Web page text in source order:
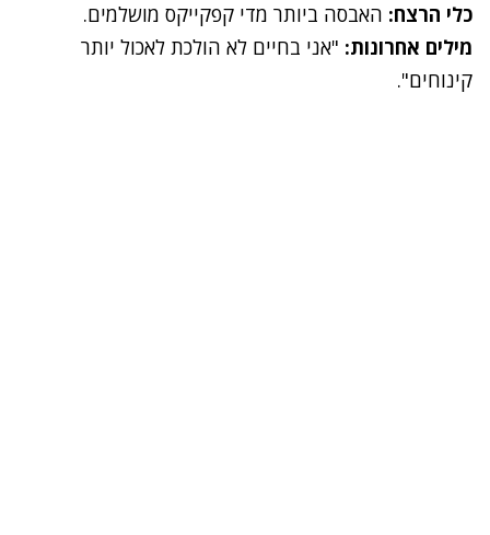
כלי הרצח: האבסה ביותר מדי קפקייקס מושלמים.
מילים אחרונות: "אני בחיים לא הולכת לאכול יותר
קינוחים".